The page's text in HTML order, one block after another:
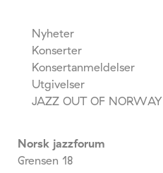
Nyheter
Konserter
Konsertanmeldelser
Utgivelser
JAZZ OUT OF NORWAY
Norsk jazzforum
Grensen 18